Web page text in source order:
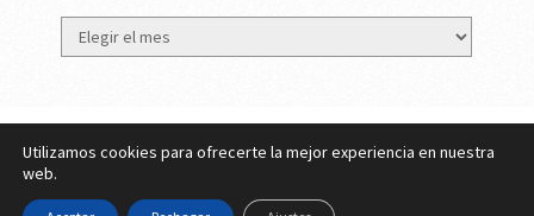
Archivos
eMujer.com
Copyright © 2026.
Contactar ||Datos Legales y Privacidad
Utilizamos cookies para ofrecerte la mejor experiencia en nuestra
web.